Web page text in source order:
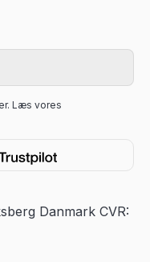
Læs vores
Danmark CVR: